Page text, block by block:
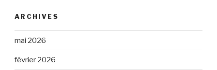
ARCHIVES
mai 2026
février 2026